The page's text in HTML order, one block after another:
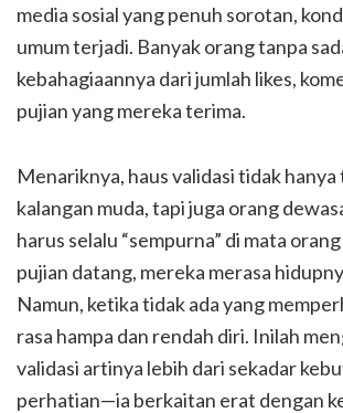
media sosial yang penuh sorotan,
umum terjadi. Banyak orang tanpa
kebahagiaannya dari jumlah likes,
pujian yang mereka terima.
Menariknya, haus validasi tidak hanya
kalangan muda, tapi juga orang
harus selalu “sempurna” di mata
pujian datang, mereka merasa
Namun, ketika tidak ada yang
rasa hampa dan rendah diri. Inilah
validasi artinya lebih dari sekadar
perhatian—ia berkaitan erat dengan